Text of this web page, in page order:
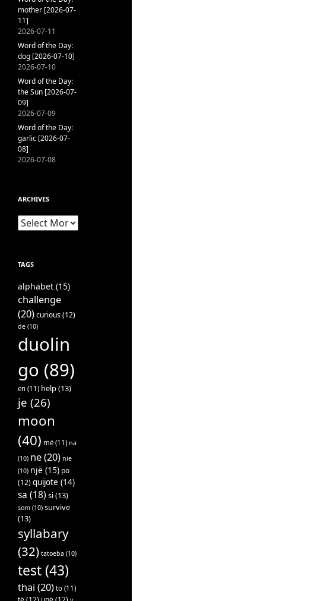
mother [2026-07-
11]
2026-07-11
Word of the Day:
dog [2026-07-10]
2026-07-10
Word of the Day:
the Sun [2026-07-
09]
2026-07-09
Word of the Day:
garlic [2026-07-
08]
2026-07-08
ARCHIVES
Archives
TAGS
alphabet (15)
challenge
(20)curious(12)
de (10)
duolin
go (89)
en (11) help(13)
je (26)
moon
(40) më (11) na
(10) ne(20) nie
(10) një (15) po
(12)quijote (14)
sa (18) si(13)
som (10) survive
(13)
syllabary
(32) tatoeba (10)
test (43)
thai (20) to (11)